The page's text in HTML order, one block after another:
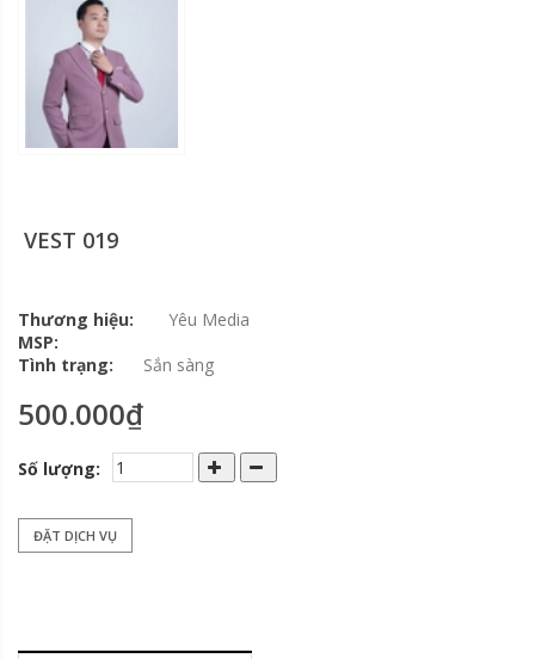
VEST 019
Thương hiệu:
Yêu Media
MSP:
Tình trạng:
Sắn sàng
500.000₫
Số lượng:
ĐẶT DỊCH VỤ